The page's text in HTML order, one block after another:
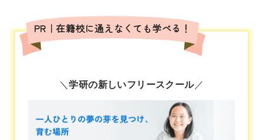
PR｜在籍校に通えなくても学べる！
＼学研の新しいフリースクール／